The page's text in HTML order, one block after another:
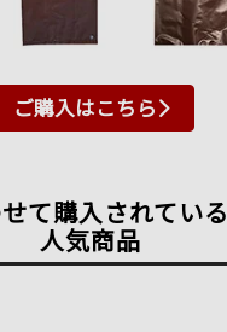
ご購入はこちら
て購入されている
人気商品